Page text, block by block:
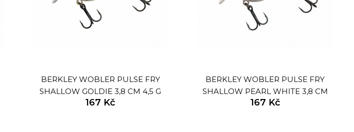
BERKLEY WOBLER PULSE FRY
SHALLOW GOLDIE 3,8 CM 4,5 G
167 Kč
BERKLEY WOBLER PULSE FRY
SHALLOW PEARL WHITE 3,8 CM
4,5 G
167 Kč